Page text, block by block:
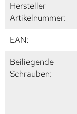
Hersteller
Artikelnummer:
EAN:
Beiliegende
Schrauben: